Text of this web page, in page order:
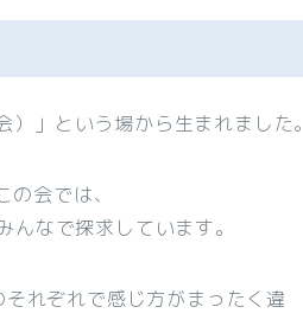
」という場から生まれました。
会では、
なで探求しています。
れぞれで感じ方がまったく違